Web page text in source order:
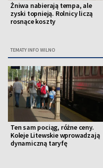
Żniwa nabierają tempa, ale
zyski topnieją. Rolnicy liczą
rosnące koszty
TEMATY INFO WILNO
Ten sam pociąg, różne ceny.
Koleje Litewskie wprowadzają
dynamiczną taryfę